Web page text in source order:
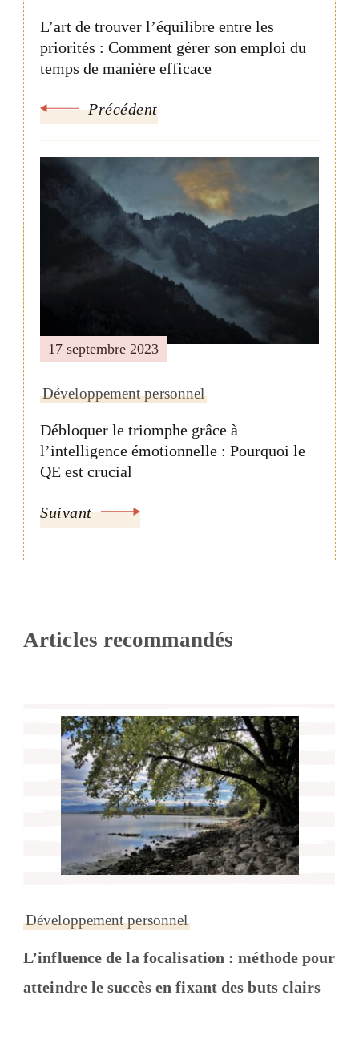
L’art de trouver l’équilibre entre les
priorités : Comment gérer son emploi du
temps de manière efficace
Précédent
17 septembre 2023
Développement personnel
Débloquer le triomphe grâce à
l’intelligence émotionnelle : Pourquoi le
QE est crucial
Suivant
Articles recommandés
Développement personnel
L’influence de la focalisation : méthode pour
atteindre le succès en fixant des buts clairs